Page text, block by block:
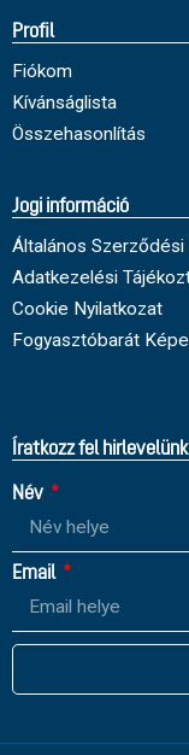
Profil
Fiókom
Kívánságlista
Összehasonlítás
Jogi információ
Általános
Adatkezelési
Cookie Nyilatkozat
Fogyasztóbarát
Íratkozz fel
Név
Email